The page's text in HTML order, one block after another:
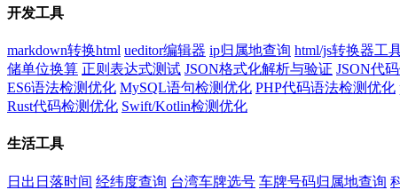
开发工具
markdown转换html ueditor编辑器 ip归属地查询 html/js转换器工
储单位换算 正则表达式测试 JSON格式化解析与验证 JSON代
ES6语法检测优化 MySQL语句检测优化 PHP代码语法检测优化
Rust代码检测优化 Swift/Kotlin检测优化
生活工具
日出日落时间 经纬度查询 台湾车牌选号 车牌号码归属地查询